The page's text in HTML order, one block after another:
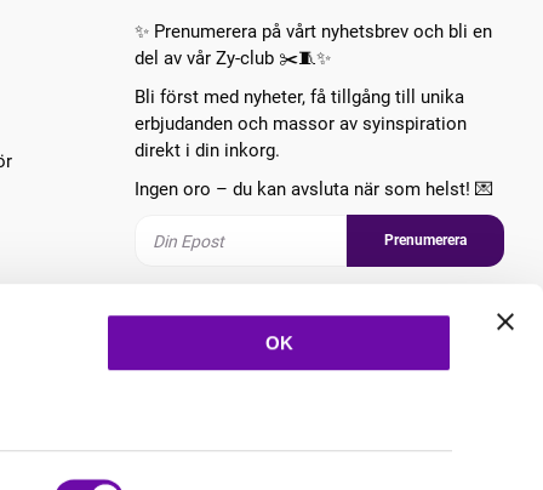
OK
✨ Prenumerera på vårt nyhetsbrev och bli en
del av vår Zy-club ✂️🧵✨
Bli först med nyheter, få tillgång till unika
erbjudanden och massor av syinspiration
direkt i din inkorg.
Ingen oro – du kan avsluta när som helst! 💌
Prenumerera